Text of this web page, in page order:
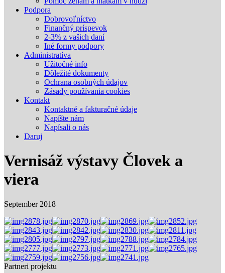
Podpora
Dobrovoľníctvo
Finančný príspevok
2-3% z vašich daní
Iné formy podpory
Administratíva
Užitočné info
Dôležité dokumenty
Ochrana osobných údajov
Zásady používania cookies
Kontakt
Kontaktné a fakturačné údaje
Napíšte nám
Napísali o nás
Daruj
Vernisáž výstavy Človek a
viera
September 2018
Partneri projektu